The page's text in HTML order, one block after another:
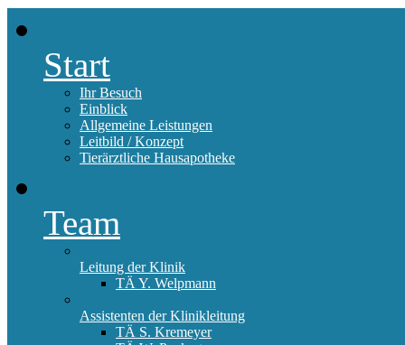
Start
Ihr Besuch
Einblick
Allgemeine Leistungen
Leitbild / Konzept
Tierärztliche Hausapotheke
Team
Leitung der Klinik
TÄ Y. Welpmann
Assistenten der Klinikleitung
TÄ S. Kremeyer